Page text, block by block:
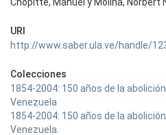
URI
http://www.saber.ula.ve/handle/
Colecciones
1854-2004: 150 años de la
Venezuela
1854-2004: 150 años de la
Venezuela.